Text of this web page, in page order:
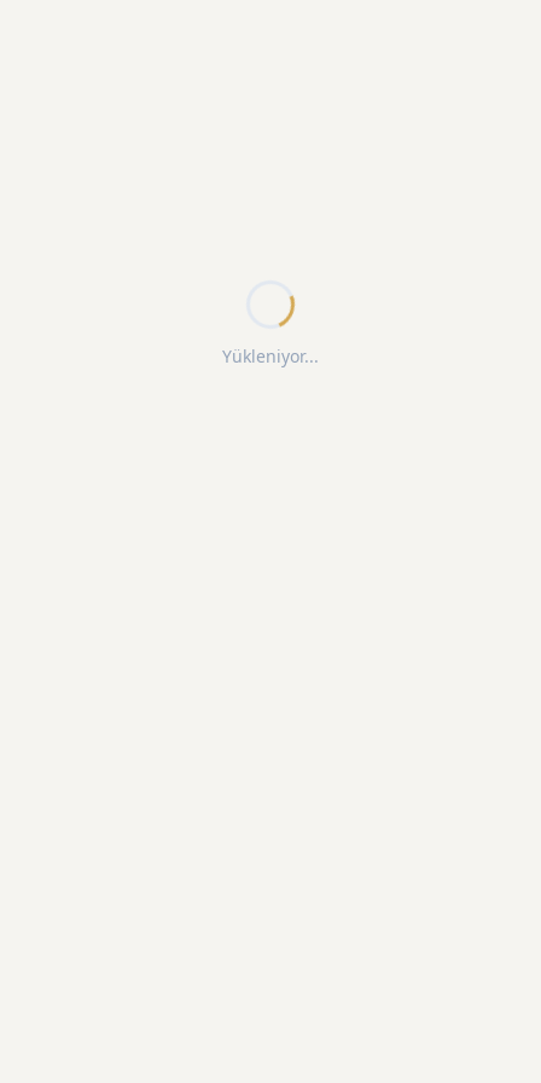
Yükleniyor...